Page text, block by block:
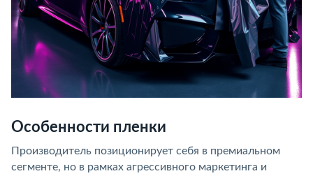
Особенности пленки
Производитель позиционирует себя в премиальном
сегменте, но в рамках агрессивного маркетинга и